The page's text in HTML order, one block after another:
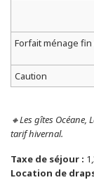
Forfait ménage
Caution
🔸Les gîtes Océane,
tarif hivernal.
Taxe de séjour :
Location de